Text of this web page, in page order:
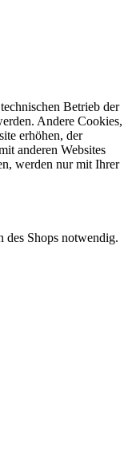
Betrieb der
Andere Cookies,
erhöhen, der
anderen Websites
werden nur mit Ihrer
Shops notwendig.